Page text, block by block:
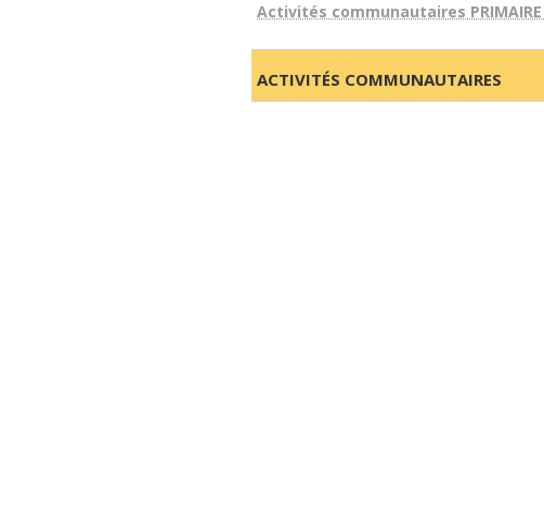
Activités communautaires PRIMAIRE
ACTIVITÉS COMMUNAUTAIRES